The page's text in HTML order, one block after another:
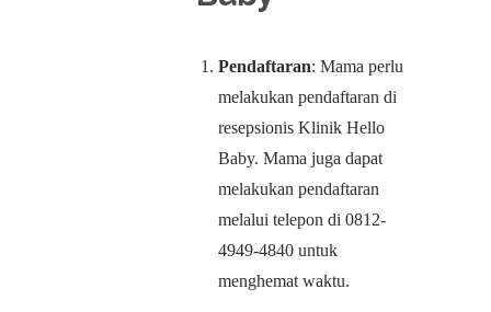
Pendaftaran: Mama perlu
melakukan pendaftaran di
resepsionis Klinik Hello
Baby. Mama juga dapat
melakukan pendaftaran
melalui telepon di 0812-
4949-4840 untuk
menghemat waktu.